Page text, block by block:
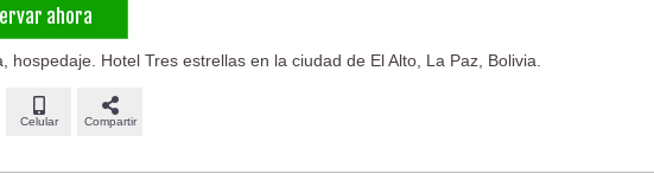
ahora
hospedaje. Hotel Tres estrellas en la ciudad de El Alto, La Paz, Bolivia.
Celular Compartir